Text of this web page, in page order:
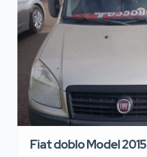
Fiat doblo Model 2015